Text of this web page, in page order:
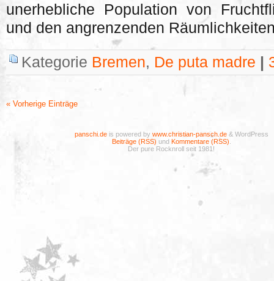
unerhebliche Population von
und den angrenzenden
Kategorie Bremen, De puta madre
« Vorherige Einträge
panschi.deis powered by www.christian-pansch.de& WordPress
Beiträge (RSS) und Kommentare (RSS)
Der pure Rocknroll seit 1981!